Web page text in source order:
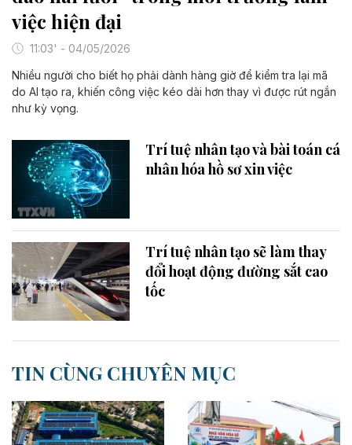
việc hiện đại
11:03' - 04/05/2026
Nhiều người cho biết họ phải dành hàng giờ để kiểm tra lại mã
do AI tạo ra, khiến công việc kéo dài hơn thay vì được rút ngắn
như kỳ vọng.
Trí tuệ nhân tạo và bài toán cá
nhân hóa hồ sơ xin việc
Trí tuệ nhân tạo sẽ làm thay
đổi hoạt động đường sắt cao
tốc
TIN CÙNG CHUYÊN MỤC